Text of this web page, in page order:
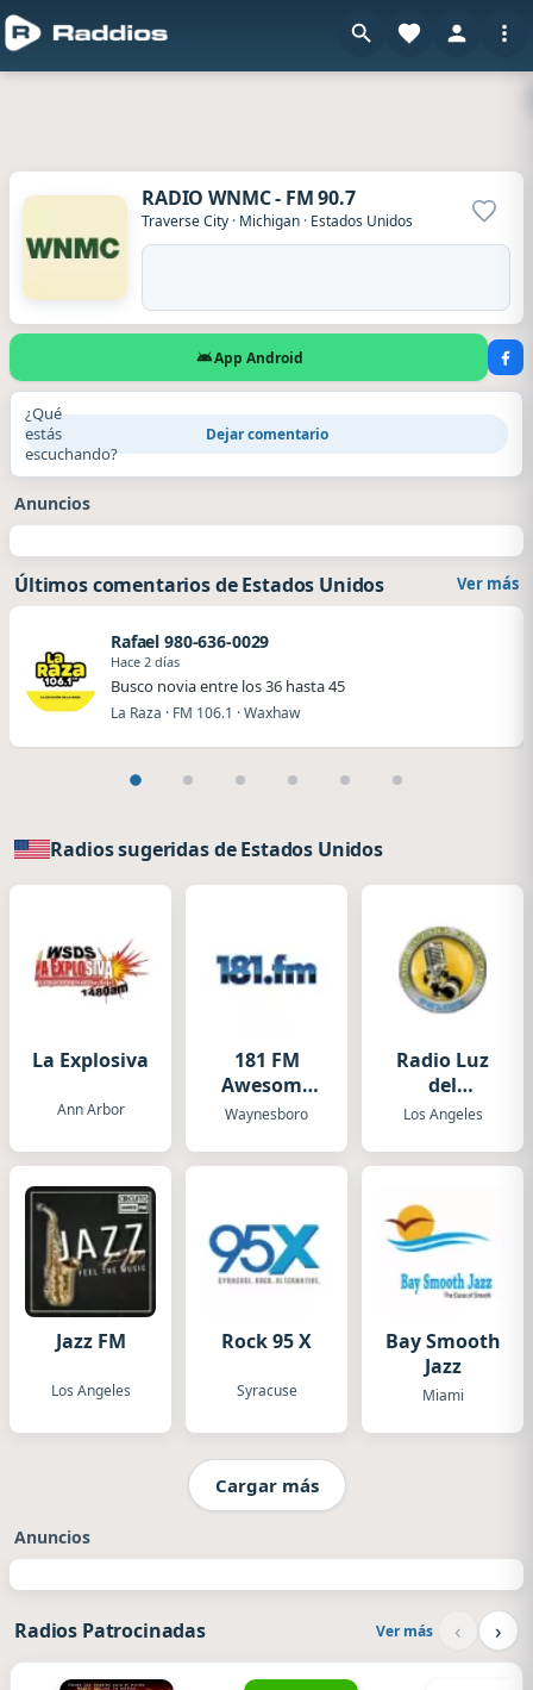
RADIO WNMC - FM 90.7
Traverse City · Michigan · Estados Unidos
App Android
¿Qué
estás
escuchando?
Dejar comentario
Anuncios
Últimos comentarios de Estados Unidos Ver más
Rafael 980-636-0029
Hace 2 días
Busco novia entre los 36 hasta 45
La Raza · FM 106.1 · Waxhaw
Radios sugeridas de Estados Unidos
La Explosiva
Ann Arbor
181 FM
Awesome
80s
Waynesboro
Radio Luz
del
Evangelio
Los Angeles
Jazz FM
Los Angeles
Rock 95 X
Syracuse
Bay Smooth
Jazz
Miami
Cargar más
Anuncios
Radios Patrocinadas Ver más ‹ ›